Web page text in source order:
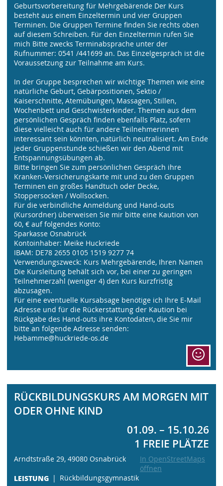
Geburtsvorbereitung für Mehrgebärende Der Kurs
besteht aus einem Einzeltermin und vier Gruppen
Terminen. Die Gruppen Termine finden Sie rechts oben
auf diesem Schreiben. Für den Einzeltermin rufen Sie
mich Bitte zwecks Terminabsprache unter der
Rufnummer: 0541 /441699 an. Das Einzelgespräch ist die
Voraussetzung zur Teilnahme am Kurs.
In der Gruppe besprechen wir wichtige Themen wie eine
natürliche Geburt, Gebärpositionen, Sektio /
Kaiserschnitte, Atemübungen, Massagen, Stillen,
Wochenbett und Geschwisterkinder. Themen aus dem
persönlichen Gespräch finden ebenfalls Platz, sofern
diese vielleicht auch für andere Teilnehmerinnen
interessant sein könnten, natürlich neutralisiert. Am Ende
jeder Gruppenstunde schießen wir den Abend mit
Entspannungsübungen ab.
Bitte bringen Sie zum persönlichen Gespräch ihre
Kranken-Versicherungskarte mit und zu den Gruppen
Terminen ein großes Handtuch oder Decke,
Stoppersocken / Wollsocken.
Für die verbindliche Anmeldung und Hand-outs
(Kursordner) überweisen Sie mir bitte eine Kaution von
60, € auf folgendes Konto:
Sparkasse Osnabrück
Kontoinhaber: Meike Huckriede
IBAM: DE78 2655 0105 1519 9277 74
Verwendungszweck: Kurs Mehrgebärende, Ihren Namen
Die Kursleitung behält sich vor, bei einer zu geringen
Teilnehmerzahl (weniger 4) den Kurs kurzfristig
abzusagen.
Für eine eventuelle Kursabsage benötige ich Ihre E-Mail
Adresse und für die Rückerstattung der Kaution bei
Rückgabe des Hand-outs ihre Kontodaten, die Sie mir
bitte an folgende Adresse senden:
Hebamme@huckriede-os.de
RÜCKBILDUNGSKURS AM MORGEN MIT
ODER OHNE KIND
01.09. – 15.10.26
1 FREIE PLÄTZE
Arndtstraße 29, 49080 Osnabrück
In OpenStreetMaps
öffnen
LEISTUNG
Rückbildungsgymnastik